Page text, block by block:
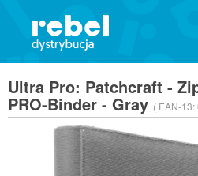
Ultra Pro: Patchcraft -
PRO-Binder - Gray ( EAN-13: